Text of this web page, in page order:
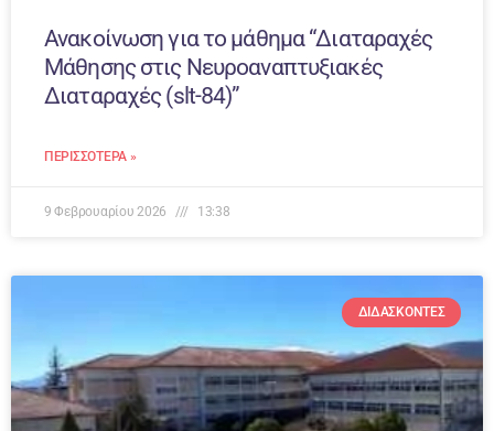
Ανακοίνωση για το μάθημα “Διαταραχές
Μάθησης στις Νευροαναπτυξιακές
Διαταραχές (slt-84)”
ΠΕΡΙΣΣΌΤΕΡΑ »
9 Φεβρουαρίου 2026 13:38
ΔΙΔΆΣΚΟΝΤΕΣ